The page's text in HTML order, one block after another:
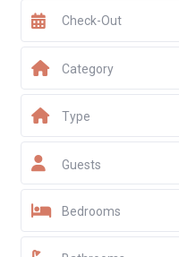
Category
Type
Guests
Bedrooms